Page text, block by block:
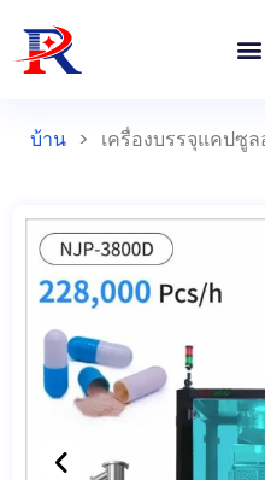
บ้าน > เครื่องบรรจุแคปซู